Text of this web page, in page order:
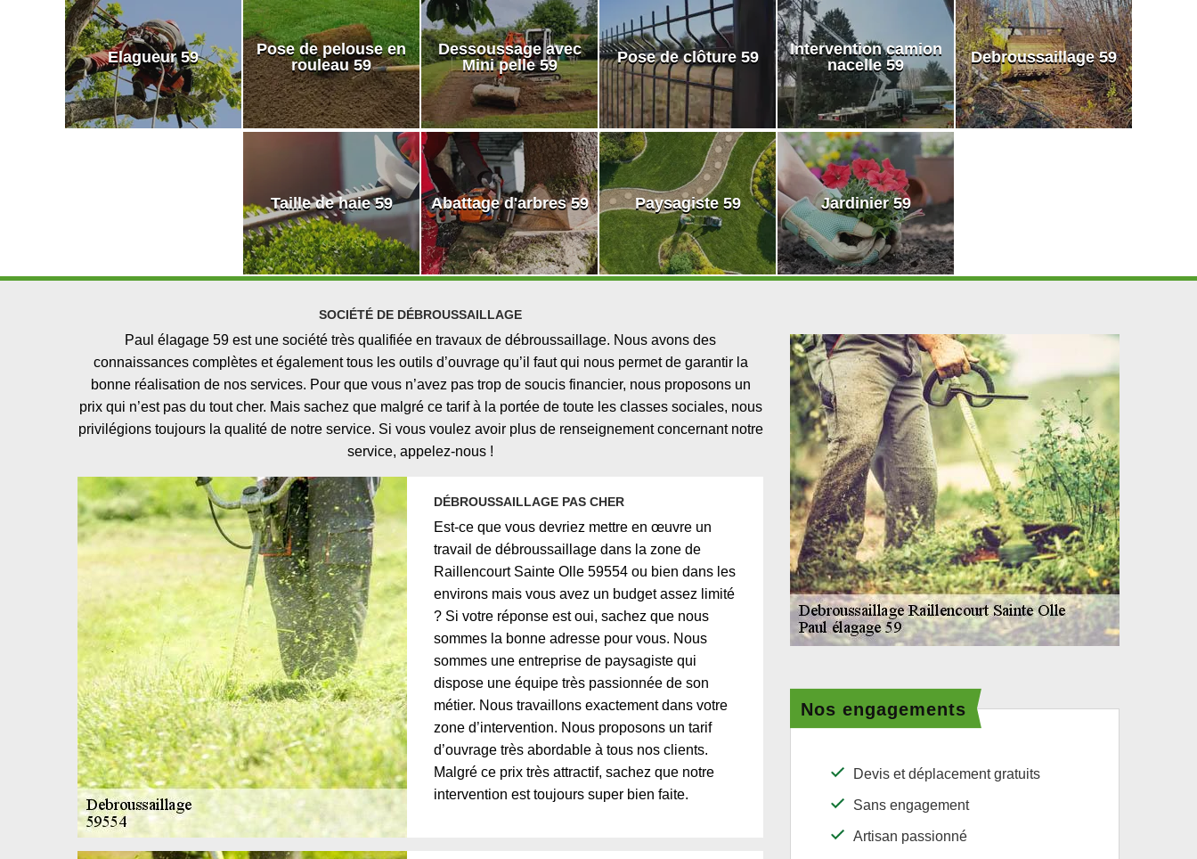
Elagueur 59
Pose de pelouse en
rouleau 59
Dessoussage avec
Mini pelle 59
Pose de clôture 59
Intervention camion
nacelle 59
Debroussaillage 59
Taille de haie 59 Abattage d'arbres 59 Paysagiste 59 Jardinier 59
SOCIÉTÉ DE DÉBROUSSAILLAGE
Paul élagage 59 est une société très qualifiée en travaux de débroussaillage. Nous avons des
connaissances complètes et également tous les outils d’ouvrage qu’il faut qui nous permet de garantir la
bonne réalisation de nos services. Pour que vous n’avez pas trop de soucis financier, nous proposons un
prix qui n’est pas du tout cher. Mais sachez que malgré ce tarif à la portée de toute les classes sociales, nous
privilégions toujours la qualité de notre service. Si vous voulez avoir plus de renseignement concernant notre
service, appelez-nous !
DÉBROUSSAILLAGE PAS CHER
Est-ce que vous devriez mettre en œuvre un
travail de débroussaillage dans la zone de
Raillencourt Sainte Olle 59554 ou bien dans les
environs mais vous avez un budget assez limité
? Si votre réponse est oui, sachez que nous
sommes la bonne adresse pour vous. Nous
sommes une entreprise de paysagiste qui
dispose une équipe très passionnée de son
métier. Nous travaillons exactement dans votre
zone d’intervention. Nous proposons un tarif
d’ouvrage très abordable à tous nos clients.
Malgré ce prix très attractif, sachez que notre
intervention est toujours super bien faite.
Nos engagements
Devis et déplacement gratuits
Sans engagement
Artisan passionné